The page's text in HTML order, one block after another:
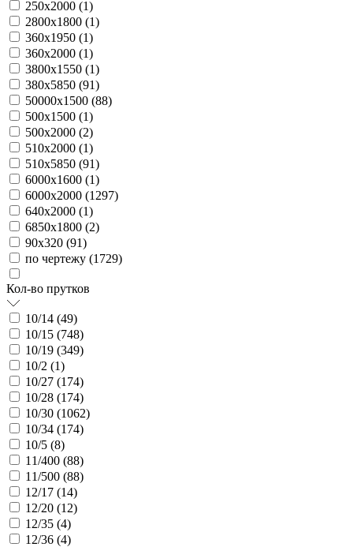
250х2000 (1)
2800х1800 (1)
360х1950 (1)
360х2000 (1)
3800х1550 (1)
380х5850 (91)
50000х1500 (88)
500х1500 (1)
500х2000 (2)
510х2000 (1)
510х5850 (91)
6000х1600 (1)
6000х2000 (1297)
640х2000 (1)
6850х1800 (2)
90х320 (91)
по чертежу (1729)
Кол-во прутков
10/14 (49)
10/15 (748)
10/19 (349)
10/2 (1)
10/27 (174)
10/28 (174)
10/30 (1062)
10/34 (174)
10/5 (8)
11/400 (88)
11/500 (88)
12/17 (14)
12/20 (12)
12/35 (4)
12/36 (4)